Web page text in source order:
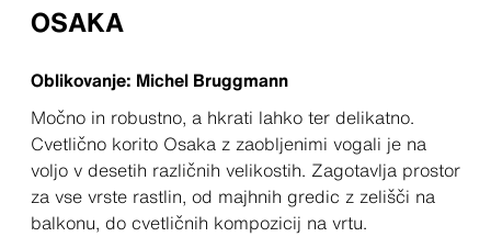
OSAKA
Oblikovanje: Michel Bruggmann
Močno in robustno, a hkrati lahko ter delikatno.
Cvetlično korito Osaka z zaobljenimi vogali je na
voljo v desetih različnih velikostih. Zagotavlja prostor
za vse vrste rastlin, od majhnih gredic z zelišči na
balkonu, do cvetličnih kompozicij na vrtu.